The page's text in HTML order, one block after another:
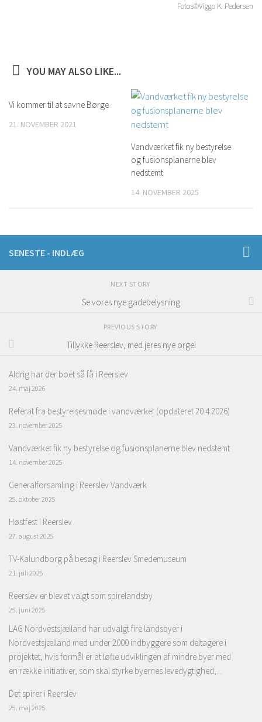
Fotos©Viggo K. Pedersen
YOU MAY ALSO LIKE...
Vi kommer til at savne Børge
21. NOVEMBER 2021
Vandværket fik ny bestyrelse
og fusionsplanerne blev
nedstemt
14. NOVEMBER 2025
SENESTE - INDLÆG
NEXT STORY
Se vores nye gadebelysning
PREVIOUS STORY
Tillykke Reerslev, med jeres nye orgel
Aldrig har der boet så få i Reerslev
24. maj 2026
Referat fra bestyrelsesmøde i vandværket (opdateret 20.4.2026)
23. november 2025
Vandværket fik ny bestyrelse og fusionsplanerne blev nedstemt
14. november 2025
Generalforsamling i Reerslev Vandværk
25. oktober 2025
Høstfest i Reerslev
27. august 2025
TV-Kalundborg på besøg i Reerslev Smedemuseum
21. juli 2025
Reerslev er blevet valgt som spirelandsby
25. juni 2025
LAG Nordvestsjælland har udvalgt fire landsbyer i
Nordvestsjælland med under 2000 indbyggere som deltagere i
projektet, hvis formål er at løfte udviklingen af mindre byer med
en række initiativer, som skal styrke byernes levedygtighed,...
Det spirer i Reerslev
25. maj 2025